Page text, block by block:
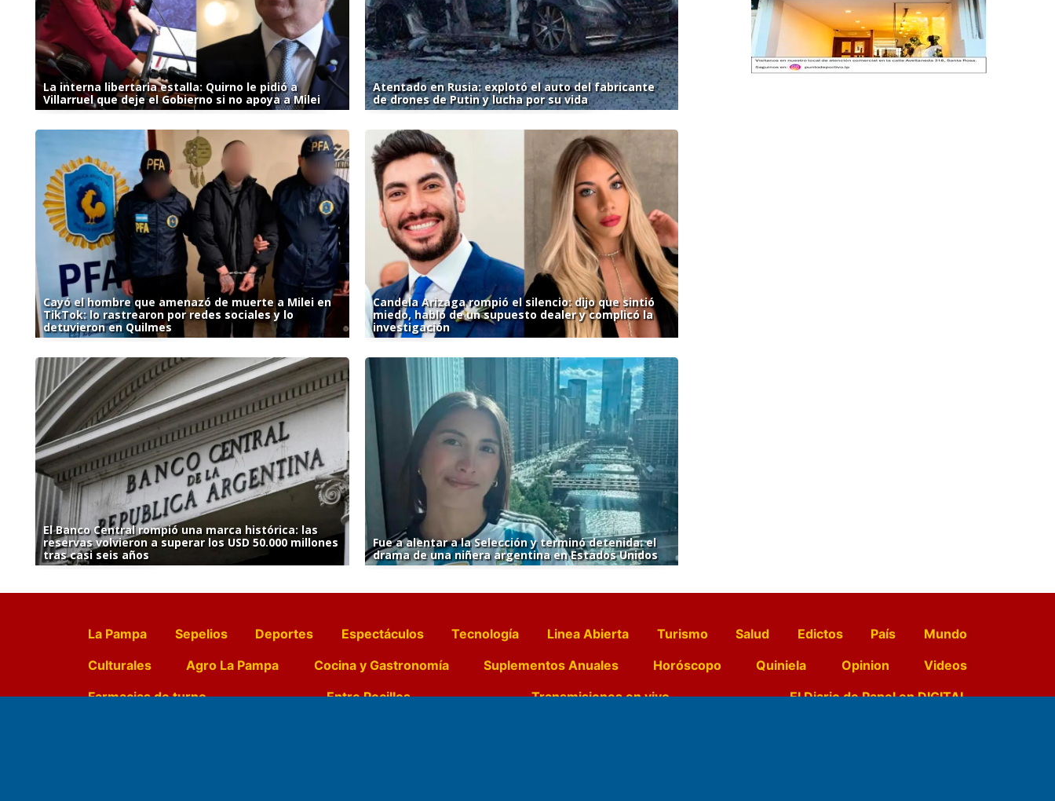
La interna libertaria estalla: Quirno le pidió a
Villarruel que deje el Gobierno si no apoya a Milei
Atentado en Rusia: explotó el auto del fabricante
de drones de Putin y lucha por su vida
Cayó el hombre que amenazó de muerte a Milei en
TikTok: lo rastrearon por redes sociales y lo
detuvieron en Quilmes
Candela Arizaga rompió el silencio: dijo que sintió
miedo, habló de un supuesto dealer y complicó la
investigación
El Banco Central rompió una marca histórica: las
reservas volvieron a superar los USD 50.000 millones
tras casi seis años
Fue a alentar a la Selección y terminó detenida: el
drama de una niñera argentina en Estados Unidos
La Pampa Sepelios Deportes Espectáculos Tecnología Linea Abierta Turismo Salud Edictos País
Mundo
Culturales
Agro La Pampa Cocina y Gastronomía Suplementos Anuales Horóscopo Quiniela Opinion
Videos
Farmacias de turno
Entre Pocillos Transmisiones en vivo El Diario de Papel en DIGITAL